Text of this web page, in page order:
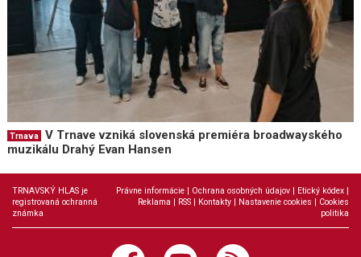
Trnava
V Trnave vzniká slovenská premiéra broadwayského
muzikálu Drahý Evan Hansen
TRNAVSKÝ HLAS je
registrovaná ochranná
známka
Právne informácie Ochrana osobných údajov Etický kódex
Reklama
RSS Kontakty Nastavenie cookies
Cookies
politika